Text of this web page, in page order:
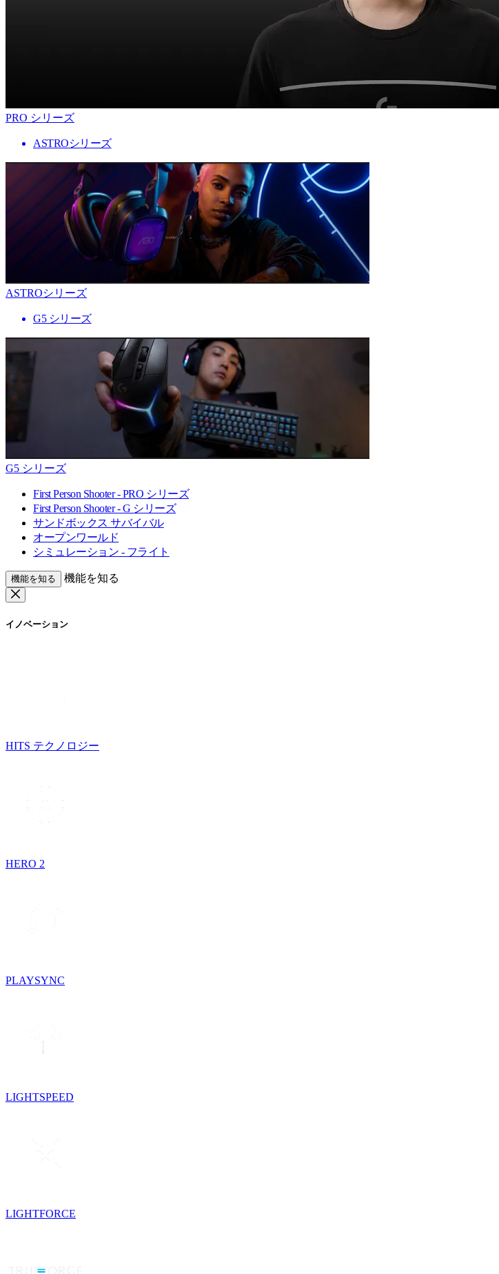
PRO シリーズ
ASTROシリーズ
ASTROシリーズ
G5 シリーズ
G5 シリーズ
First Person Shooter - PRO シリーズ
First Person Shooter - G シリーズ
サンドボックス サバイバル
オープンワールド
シミュレーション - フライト
機能を知る 機能を知る
イノベーション
HITS テクノロジー
HERO 2
PLAYSYNC
LIGHTSPEED
LIGHTFORCE